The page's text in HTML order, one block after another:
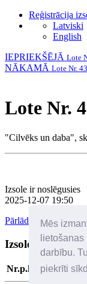
Mēs
darbību.
piekrīti
Reģistrācija
Latviski
English
IEPRIEKŠĒJĀ Lote
NĀKAMĀ Lote Nr.
Lote Nr.
"Cilvēks un daba",
Izsole ir noslēgusies
2025-12-07 19:50
Pārlādēt lapu
Izsoles
Nr.p.k Solītājs